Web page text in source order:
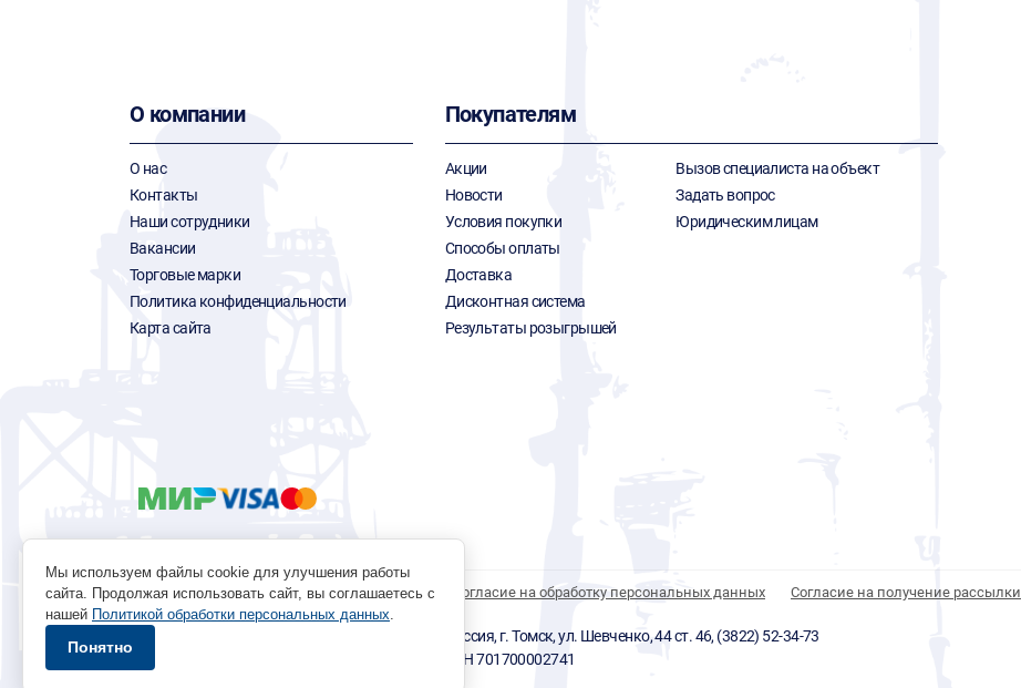
О компании
О нас
Контакты
Наши сотрудники
Вакансии
Торговые марки
Политика конфиденциальности
Карта сайта
Покупателям
Акции
Новости
Условия покупки
Способы оплаты
Доставка
Дисконтная система
Результаты розыгрышей
Вызов специалиста на объект
Задать вопрос
Юридическим лицам
Политика обработки персональных данных Согласие на обработку персональных данных Согласие на получение рассылки
© 1996 - 2026 инструмент парк «Мастер Плюс» Россия, г. Томск, ул. Шевченко, 44 ст. 46, (3822) 52-34-73
okp@masterplus.tomsk.ru ИП Брусницын Д.Н. ИНН 701700002741
Мы используем файлы cookie для улучшения работы
сайта. Продолжая использовать сайт, вы соглашаетесь с
нашей Политикой обработки персональных данных.
Понятно